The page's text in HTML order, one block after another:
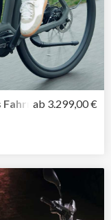
mit
ab 3.299,00 €